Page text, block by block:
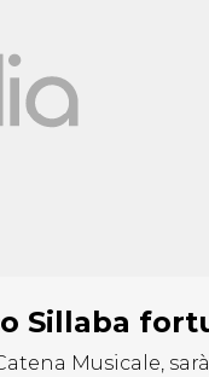
Sillaba
Musicale,